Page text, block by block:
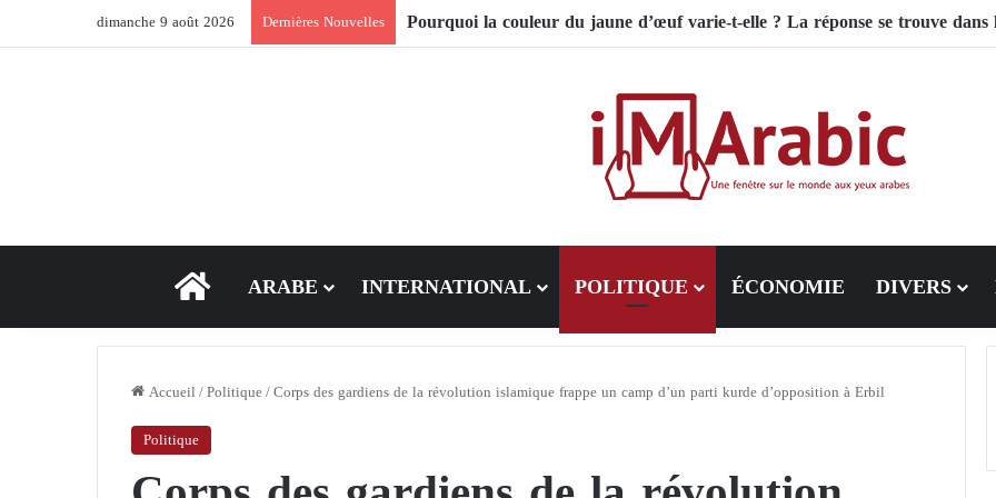
dimanche 9 août 2026 Dernières Nouvelles Comment le son de riz influence-t-il la santé digestive et le côlon ?
ACCEUIL
ARABE INTERNATIONAL POLITIQUE ÉCONOMIE DIVERS
Accueil/Politique/Corps des gardiens de la révolution islamique frappe un camp d’un parti kurde d’opposition à Erbil
Politique